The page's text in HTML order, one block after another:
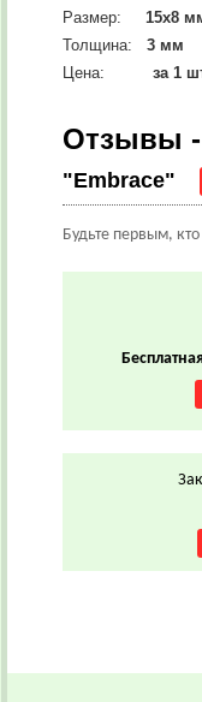
Размер: 15х8
Толщина:
3 мм
Цена:
за 1
Отзывы -
"Embrace"
Будьте первым,